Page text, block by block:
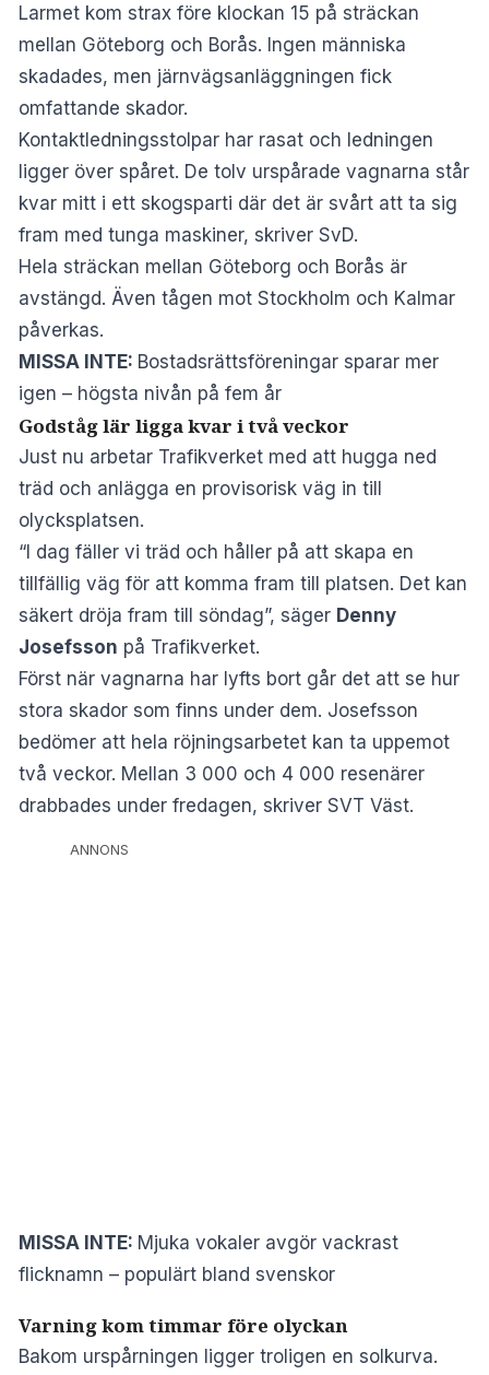
Larmet kom strax före klockan 15 på sträckan
mellan Göteborg och Borås. Ingen människa
skadades, men järnvägsanläggningen fick
omfattande skador.
Kontaktledningsstolpar har rasat och ledningen
ligger över spåret. De tolv urspårade vagnarna står
kvar mitt i ett skogsparti där det är svårt att ta sig
fram med tunga maskiner, skriver SvD.
Hela sträckan mellan Göteborg och Borås är
avstängd. Även tågen mot Stockholm och Kalmar
påverkas.
MISSA INTE: Bostadsrättsföreningar sparar mer
igen – högsta nivån på fem år
Godståg lär ligga kvar i två veckor
Just nu arbetar Trafikverket med att hugga ned
träd och anlägga en provisorisk väg in till
olycksplatsen.
“I dag fäller vi träd och håller på att skapa en
tillfällig väg för att komma fram till platsen. Det kan
säkert dröja fram till söndag”, säger Denny
Josefsson på Trafikverket.
Först när vagnarna har lyfts bort går det att se hur
stora skador som finns under dem. Josefsson
bedömer att hela röjningsarbetet kan ta uppemot
två veckor. Mellan 3 000 och 4 000 resenärer
drabbades under fredagen, skriver SVT Väst.
ANNONS
MISSA INTE: Mjuka vokaler avgör vackrast
flicknamn – populärt bland svenskor
Varning kom timmar före olyckan
Bakom urspårningen ligger troligen en solkurva.